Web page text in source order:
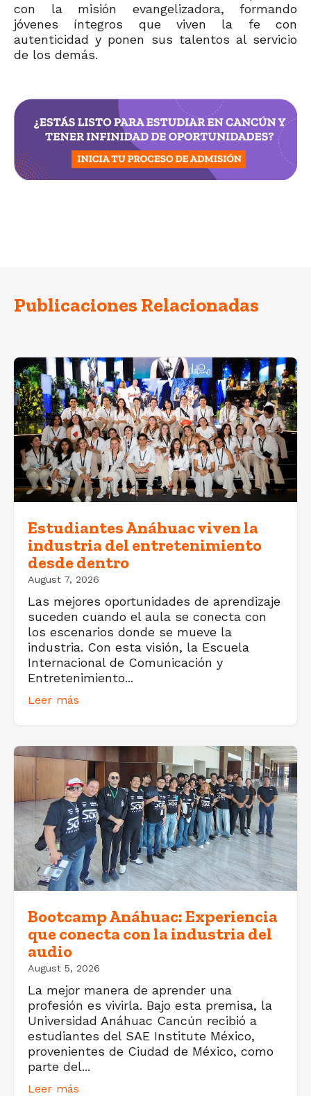
con la misión evangelizadora, formando
jóvenes íntegros que viven la fe con
autenticidad y ponen sus talentos al servicio
de los demás.
Publicaciones Relacionadas
Estudiantes Anáhuac viven la
industria del entretenimiento
desde dentro
August 7, 2026
Las mejores oportunidades de aprendizaje
suceden cuando el aula se conecta con
los escenarios donde se mueve la
industria. Con esta visión, la Escuela
Internacional de Comunicación y
Entretenimiento...
Leer más
Bootcamp Anáhuac: Experiencia
que conecta con la industria del
audio
August 5, 2026
La mejor manera de aprender una
profesión es vivirla. Bajo esta premisa, la
Universidad Anáhuac Cancún recibió a
estudiantes del SAE Institute México,
provenientes de Ciudad de México, como
parte del...
Leer más